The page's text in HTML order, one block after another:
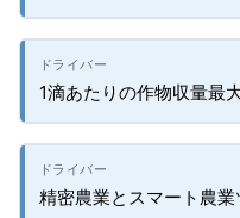
1滴あたりの作物収量最
精密農業とスマート農